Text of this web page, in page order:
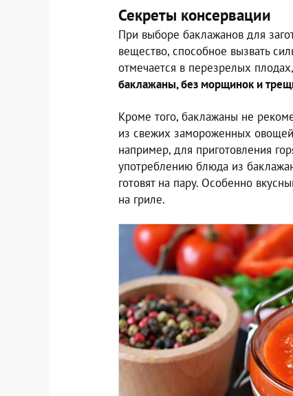
Секреты консервации
При выборе баклажанов для
вещество, способное вызвать
отмечается в перезрелых
баклажаны, без морщинок и
Кроме того, баклажаны не
из свежих замороженных овощей
например, для приготовления
употреблению блюда из
готовят на пару. Особенно
на гриле.